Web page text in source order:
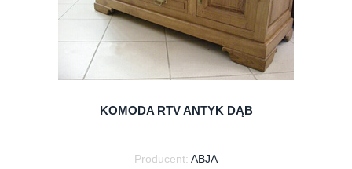
KOMODA RTV ANTYK DĄB
Producent: ABJA